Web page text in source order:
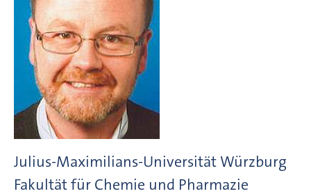
Julius-Maximilians-Universität Würzburg
Fakultät für Chemie und Pharmazie